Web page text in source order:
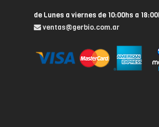
de Lunes a viernes de 10:00hs a
ventas@gerbio.com.ar